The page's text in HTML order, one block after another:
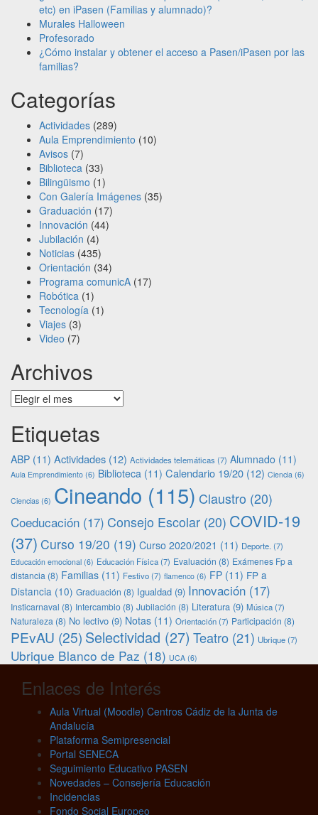
etc) en iPasen (Familias y alumnado)?
Murales Halloween
Profesorado
¿Cómo instalar y obtener el acceso a Pasen/iPasen por las
familias?
Categorías
Actividades (289)
Aula Emprendimiento (10)
Avisos (7)
Biblioteca (33)
Bilingüismo (1)
Con Galería Imágenes (35)
Graduación (17)
Innovación (44)
Jubilación (4)
Noticias (435)
Orientación (34)
Programa comunicA (17)
Robótica (1)
Tecnología (1)
Viajes (3)
Video (7)
Archivos
Archivos
Etiquetas
ABP (11) Actividades (12) Actividades telemáticas(7) Alumnado (11)
Aula Emprendimiento (6) Biblioteca (11) Calendario 19/20 (12) Ciencia (6)
Ciencias (6) Cineando (115) Claustro (20)
Coeducación (17) Consejo Escolar (20) COVID-19
(37) Curso 19/20 (19) Curso 2020/2021 (11) Deporte. (7)
Educación emocional (6) Educación Física(7) Evaluación (8) Exámenes Fp a
distancia (8) Familias (11) Festivo(7) flamenco (6) FP (11) FP a
Distancia (10) Graduación (8) Igualdad (9) Innovación (17)
Insticarnaval (8) Intercambio (8) Jubilación (8) Literatura (9) Música(7)
Naturaleza (8) No lectivo (9) Notas (11) Orientación(7) Participación (8)
PEvAU (25) Selectividad (27) Teatro (21) Ubrique(7)
Ubrique Blanco de Paz (18) UCA (6)
Enlaces de Interés
Aula Virtual (Moodle) Centros Cádiz de la Junta de
Andalucía
Plataforma Semipresencial
Portal SENECA
Seguimiento Educativo PASEN
Novedades – Consejería Educación
Incidencias
Fondo Social Europeo